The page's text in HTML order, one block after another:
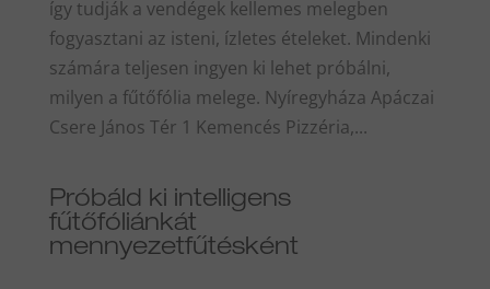
így tudják a vendégek kellemes melegben
fogyasztani az isteni, ízletes ételeket. Mindenki
számára teljesen ingyen ki lehet próbálni,
milyen a fűtőfólia melege. Nyíregyháza Apáczai
Csere János Tér 1 Kemencés Pizzéria,...
Próbáld ki intelligens
fűtőfóliánkát
mennyezetfűtésként